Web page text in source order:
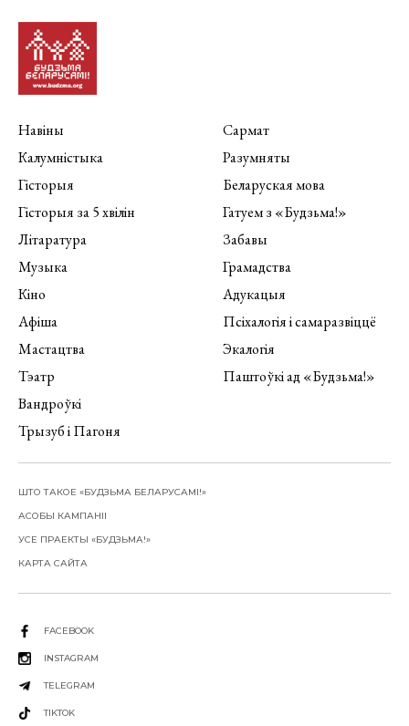
Навіны
Калумністыка
Гісторыя
Гісторыя за 5 хвілін
Літаратура
Музыка
Кіно
Афіша
Мастацтва
Тэатр
Вандроўкі
Трызуб і Пагоня
Сармат
Разумняты
Беларуская мова
Гатуем з «Будзьма!»
Забавы
Грамадства
Адукацыя
Псіхалогія і самаразвіццё
Экалогія
Паштоўкі ад «Будзьма!»
ШТО ТАКОЕ «БУДЗЬМА БЕЛАРУСАМІ!»
АСОБЫ КАМПАНІІ
УСЕ ПРАЕКТЫ «БУДЗЬМА!»
КАРТА САЙТА
FACEBOOK
INSTAGRAM
TELEGRAM
TIKTOK